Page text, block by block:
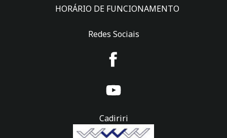
HORÁRIO DE FUNCIONAMENTO
Redes Sociais
Cadiriri